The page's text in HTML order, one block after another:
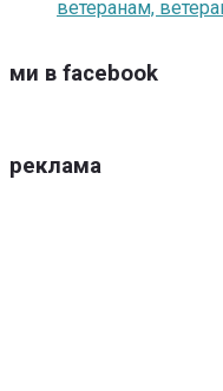
ветеранам,
ми в facebook
реклама